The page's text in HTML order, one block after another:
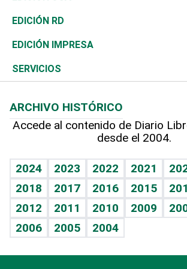
Ocenanía
Caribe
Resto del mundo
Telecom.
Global y variable
Economía personal
Sociales
Novedades
Podcast Arte Libre
Hablando con el pediatra
Vida y familia
Eñe
Celebrando la vida
Sin complejos
En pocas palabras
Tenis
Olimpismo
Más deportes
Línea de hit
TBT Deportivo
El Espía
Noticiero Poteleche
Columnistas
Más firmas
Historia
Martes de tecnología
Cambio climático
Revista
Deportes
Opinión
Hecho en casa
Guía del dinero
EDICIÓN RD
EDICIÓN IMPRESA
SERVICIOS
Cumpleaños
Horóscopos
Crucigramas
ARCHIVO HISTÓRICO
Accede al contenido de Diario
desde el 2004.
2024 2023 2022 2021
2018
2017 2016 2015
2012
2011 2010 2009
2006
2005 2004